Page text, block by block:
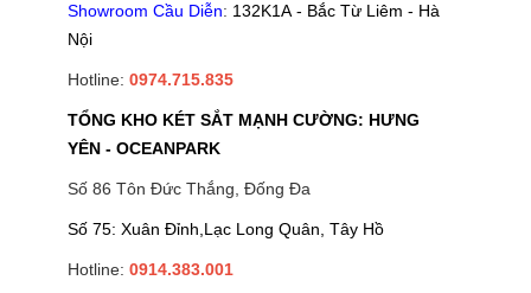
Showroom Cầu Diễn: 132K1A - Bắc Từ Liêm - Hà
Nội
Hotline: 0974.715.835
TỔNG KHO KÉT SẮT MẠNH CƯỜNG: HƯNG
YÊN - OCEANPARK
Số 86 Tôn Đức Thắng, Đống Đa
Số 75: Xuân Đỉnh,Lạc Long Quân, Tây Hồ
Hotline: 0914.383.001